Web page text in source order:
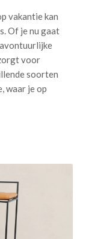
vakantie kan
Of je nu gaat
voor
soorten
waar je op